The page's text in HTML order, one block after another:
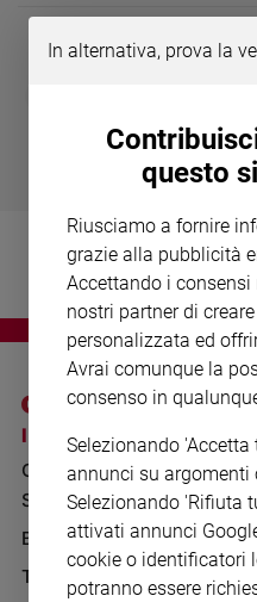
Chiesa
giorno
giorno
Società
e
valori
Ambiente
Creato
- VOL DA 1 AL 5
€ 64,50
I SITI SAN PAOLO
GRUPPO EDITORIALE
SAN PAOLO
BENESSERE
TELENOVA
In alternativa, prova la
questo
Riusciamo a fornire
grazie alla pubblicità
Accettando i
nostri partner di
personalizzata ed
Avrai comunque la
consenso in
Selezionando
annunci su argomenti
Selezionando 'Rifiuta
attivati annunci
cookie o identificatori
potranno essere